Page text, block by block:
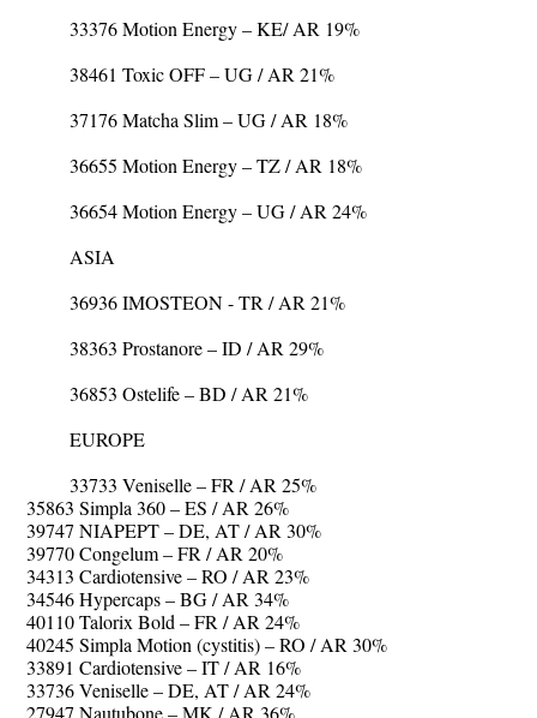
33376 Motion Energy – KE/ AR 19%
38461 Toxic OFF – UG / AR 21%
37176 Matcha Slim – UG / AR 18%
36655 Motion Energy – TZ / AR 18%
36654 Motion Energy – UG / AR 24%
ASIA
36936 IMOSTEON - TR / AR 21%
38363 Prostanore – ID / AR 29%
36853 Ostelife – BD / AR 21%
EUROPE
33733 Veniselle – FR / AR 25%
35863 Simpla 360 – ES / AR 26%
39747 NIAPEPT – DE, AT / AR 30%
39770 Congelum – FR / AR 20%
34313 Cardiotensive – RO / AR 23%
34546 Hypercaps – BG / AR 34%
40110 Talorix Bold – FR / AR 24%
40245 Simpla Motion (cystitis) – RO / AR 30%
33891 Cardiotensive – IT / AR 16%
33736 Veniselle – DE, AT / AR 24%
27947 Nautubone – MK / AR 36%